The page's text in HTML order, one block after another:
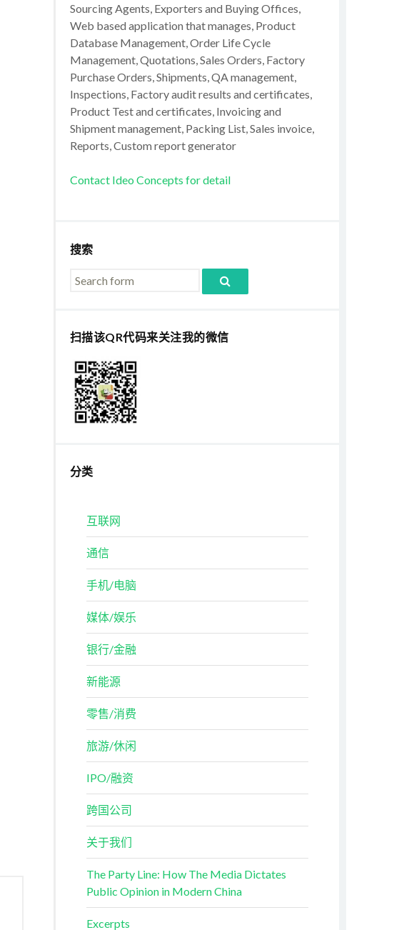
Sourcing Agents, Exporters and Buying Offices,
Web based application that manages, Product
Database Management, Order Life Cycle
Management, Quotations, Sales Orders, Factory
Purchase Orders, Shipments, QA management,
Inspections, Factory audit results and certificates,
Product Test and certificates, Invoicing and
Shipment management, Packing List, Sales invoice,
Reports, Custom report generator
Contact Ideo Concepts for detail
搜索
扫描该QR代码来关注我的微信
分类
互联网
通信
手机/电脑
媒体/娱乐
银行/金融
新能源
零售/消费
旅游/休闲
IPO/融资
跨国公司
关于我们
The Party Line: How The Media Dictates
Public Opinion in Modern China
Excerpts